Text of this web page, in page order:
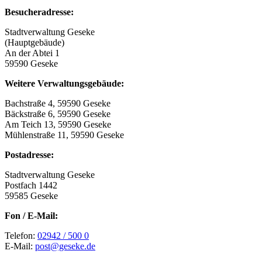
Besucheradresse:
Stadtverwaltung Geseke
(Hauptgebäude)
An der Abtei 1
59590 Geseke
Weitere Verwaltungsgebäude:
Bachstraße 4, 59590 Geseke
Bäckstraße 6, 59590 Geseke
Am Teich 13, 59590 Geseke
Mühlenstraße 11, 59590 Geseke
Postadresse:
Stadtverwaltung Geseke
Postfach 1442
59585 Geseke
Fon / E-Mail:
Telefon: 02942 / 500 0
E-Mail: post@geseke.de